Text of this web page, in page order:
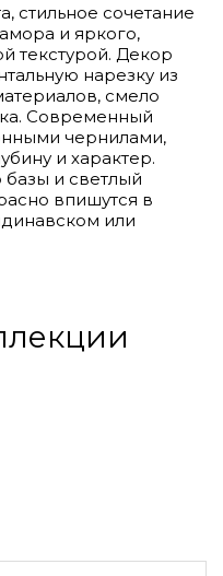
стильное сочетание
и яркого,
текстурой. Декор
нарезку из
смело
Современный
чернилами,
и характер.
и светлый
впишутся в
или